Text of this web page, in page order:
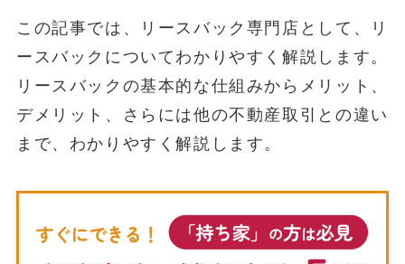
この記事では、リースバック専門店として、リ
ースバックについてわかりやすく解説します。
リースバックの基本的な仕組みからメリット、
デメリット、さらには他の不動産取引との違い
まで、わかりやすく解説します。